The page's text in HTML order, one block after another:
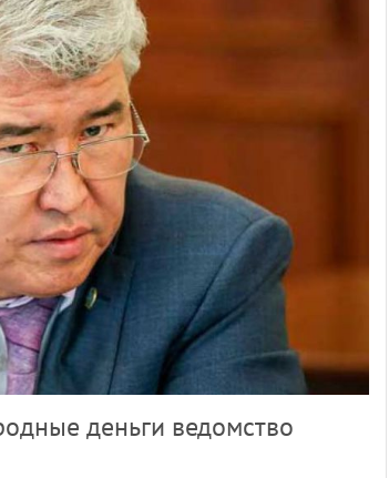
деньги ведомство